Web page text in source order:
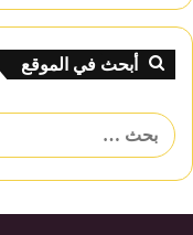
أبحث في الموقع